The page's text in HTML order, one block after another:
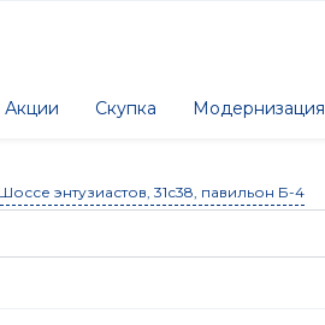
Акции Скупка Модернизация
энтузиастов, 31с38, павильон Б-4